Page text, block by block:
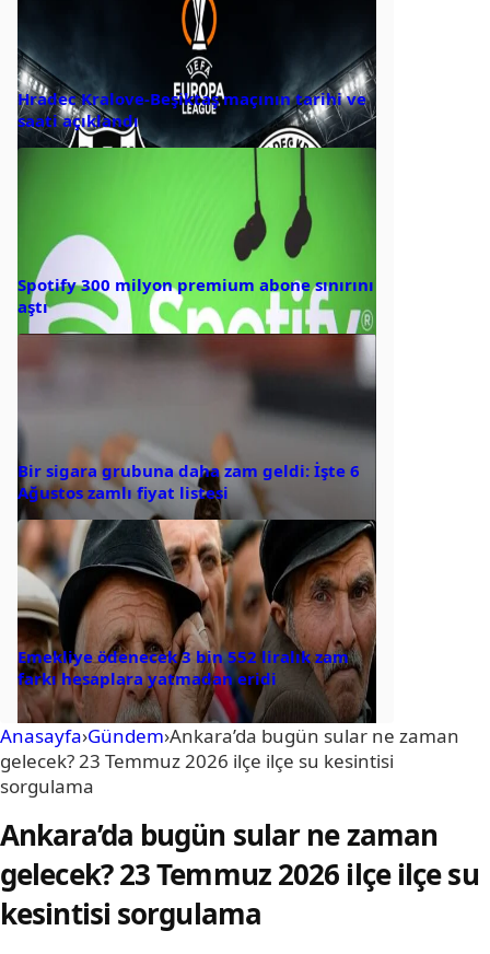
Hradec Kralove-Beşiktaş maçının tarihi ve
saati açıklandı
Spotify 300 milyon premium abone sınırını
aştı
Bir sigara grubuna daha zam geldi: İşte 6
Ağustos zamlı fiyat listesi
Emekliye ödenecek 3 bin 552 liralık zam
farkı hesaplara yatmadan eridi
Anasayfa›Gündem›Ankara’da bugün sular ne zaman
gelecek? 23 Temmuz 2026 ilçe ilçe su kesintisi
sorgulama
Ankara’da bugün sular ne zaman
gelecek? 23 Temmuz 2026 ilçe ilçe su
kesintisi sorgulama